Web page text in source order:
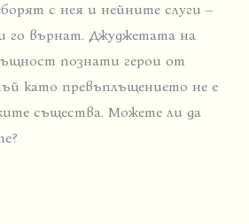
с нея и нейните слуги –
го върнат. Джуджетата на
познати герои от
като превъплъщението не е
същества. Можете ли да